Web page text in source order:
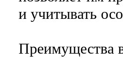
и учитывать
Преимущества